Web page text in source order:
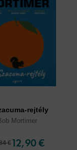
rejtély
Mortimer
€12,90 €